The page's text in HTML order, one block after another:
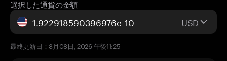
選択した通貨の金額
USD
最終更新日：8月08日, 2026 午後11:25